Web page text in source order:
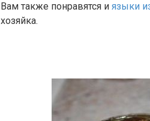
Вам также понравятся и языки
хозяйка.